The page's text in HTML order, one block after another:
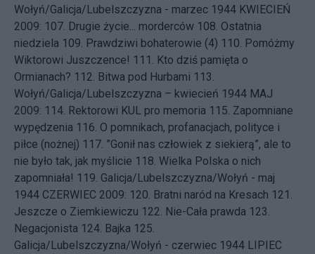
Wołyń/Galicja/Lubelszczyzna - marzec 1944 KWIECIEŃ
2009: 107. Drugie życie... morderców 108. Ostatnia
niedziela 109. Prawdziwi bohaterowie (4) 110. Pomóżmy
Wiktorowi Juszczence! 111.
Kto dziś pamięta o
Ormianach? 112. Bitwa pod Hurbami 113.
Wołyń/Galicja/Lubelszczyzna – kwiecień 1944 MAJ
2009: 114. Rektorowi KUL pro memoria 115. Zapomniane
wypędzenia 116. O pomnikach, profanacjach, polityce i
piłce (nożnej) 117. ”Gonił nas człowiek z siekierą”, ale to
nie było tak, jak myślicie 118. Wielka Polska o nich
zapomniała! 119. Galicja/Lubelszczyzna/Wołyń - maj
1944 CZERWIEC 2009: 120. Bratni naród na Kresach 121.
Jeszcze o Ziemkiewiczu 122. Nie-Cała prawda 123.
Negacjonista 124. Bajka 125.
Galicja/Lubelszczyzna/Wołyń - czerwiec 1944 LIPIEC